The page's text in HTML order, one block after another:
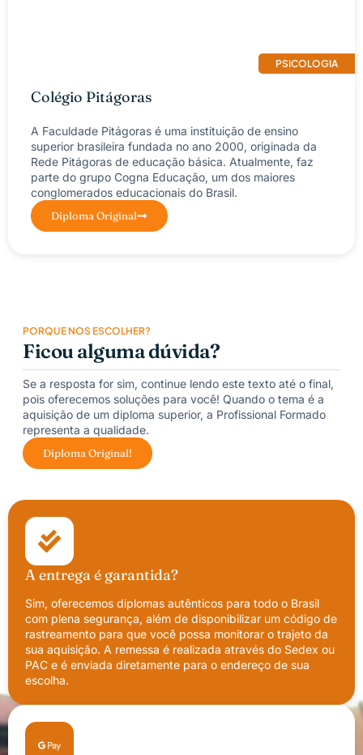
PSICOLOGIA
Colégio Pitágoras
A Faculdade Pitágoras é uma instituição de ensino
superior brasileira fundada no ano 2000, originada da
Rede Pitágoras de educação básica. Atualmente, faz
parte do grupo Cogna Educação, um dos maiores
conglomerados educacionais do Brasil.
Diploma Original
PORQUE NOS ESCOLHER?
Ficou alguma dúvida?
Se a resposta for sim, continue lendo este texto até o final,
pois oferecemos soluções para você! Quando o tema é a
aquisição de um diploma superior, a Profissional Formado
representa a qualidade.
Diploma Original!
A entrega é garantida?
Sim, oferecemos diplomas autênticos para todo o Brasil
com plena segurança, além de disponibilizar um código de
rastreamento para que você possa monitorar o trajeto da
sua aquisição. A remessa é realizada através do Sedex ou
PAC e é enviada diretamente para o endereço de sua
escolha.